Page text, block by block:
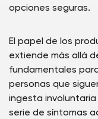
opciones seguras.
El papel de los
extiende más allá
fundamentales
personas que
ingesta
serie de síntomas